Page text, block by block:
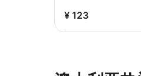
¥ 123